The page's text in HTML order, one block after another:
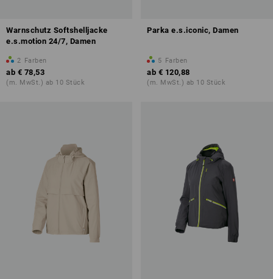
Warnschutz Softshelljacke
e.s.motion 24/7, Damen
2 Farben
ab € 78,53
(m. MwSt.) ab 10 Stück
Parka e.s.iconic, Damen
5 Farben
ab € 120,88
(m. MwSt.) ab 10 Stück